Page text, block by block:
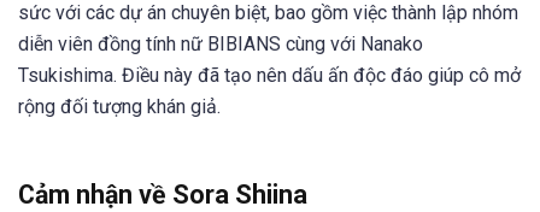
sức với các dự án chuyên biệt, bao gồm việc thành lập nhóm
diễn viên đồng tính nữ BIBIANS cùng với Nanako
Tsukishima. Điều này đã tạo nên dấu ấn độc đáo giúp cô mở
rộng đối tượng khán giả.
Cảm nhận về Sora Shiina